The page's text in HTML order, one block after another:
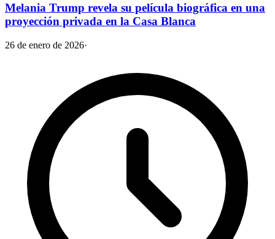
Melania Trump revela su película biográfica en una
proyección privada en la Casa Blanca
26 de enero de 2026·